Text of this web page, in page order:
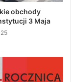
obchody
3 Maja